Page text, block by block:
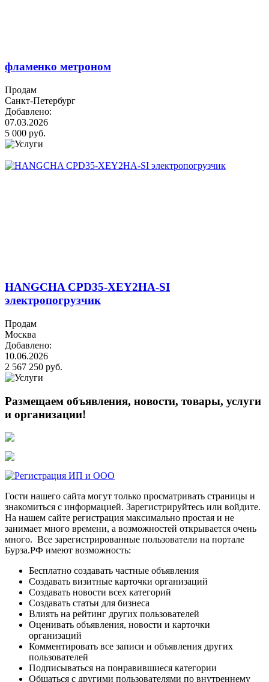
фламенко метроном
Продам
Санкт-Петербург
Добавлено:
07.03.2026
5 000 руб.
HANGCHA CPD35-XEY2HA-SI
электропогрузчик
Продам
Москва
Добавлено:
10.06.2026
2 567 250 руб.
Размещаем объявления, новости, товары, услуги
и организации!
Гости нашего сайта могут только просматривать страницы и
знакомиться с информацией. Зарегистрируйтесь или войдите.
На нашем сайте регистрация максимально простая и не
занимает много времени, а возможностей открывается очень
много. Все зарегистрированные пользователи на портале
Бурза.РФ имеют возможность:
Бесплатно создавать частные объявления
Создавать визитные карточки организаций
Создавать новости всех категорий
Создавать статьи для бизнеса
Влиять на рейтинг других пользователей
Оценивать объявления, новости и карточки
организаций
Комментировать все записи и объявления других
пользователей
Подписываться на понравившиеся категории
Общаться с другими пользователями по внутреннему